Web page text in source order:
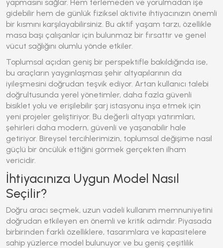
yapmasını sağlar. Hem terlemeden ve yorulmadan işe
gidebilir hem de günlük fiziksel aktivite ihtiyacınızın önemli
bir kısmını karşılayabilirsiniz. Bu aktif yaşam tarzı, özellikle
masa başı çalışanlar için bulunmaz bir fırsattır ve genel
vücut sağlığını olumlu yönde etkiler.
Toplumsal açıdan geniş bir perspektifle bakıldığında ise,
bu araçların yaygınlaşması şehir altyapılarının da
iyileşmesini doğrudan teşvik ediyor. Artan kullanıcı talebi
doğrultusunda yerel yönetimler, daha fazla güvenli
bisiklet yolu ve erişilebilir şarj istasyonu inşa etmek için
yeni projeler geliştiriyor. Bu değerli altyapı yatırımları,
şehirleri daha modern, güvenli ve yaşanabilir hale
getiriyor. Bireysel tercihlerimizin, toplumsal değişime nasıl
güçlü bir öncülük ettiğini görmek gerçekten ilham
vericidir.
İhtiyacınıza Uygun Model Nasıl
Seçilir?
Doğru aracı seçmek, uzun vadeli kullanım memnuniyetini
doğrudan etkileyen en önemli ve kritik adımdır. Piyasada
birbirinden farklı özelliklere, tasarımlara ve kapasitelere
sahip yüzlerce model bulunuyor ve bu geniş çeşitlilik